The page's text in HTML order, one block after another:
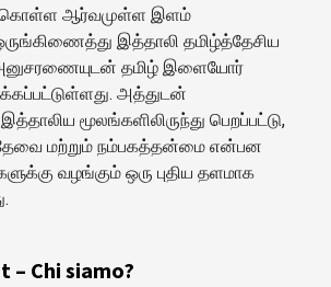
கொள்ள ஆர்வமுள்ள இளம்
இத்தாலி தமிழ்த்தேசிய
தமிழ் இளையோர்
அத்துடன்
மூலங்களிலிருந்து பெறப்பட்டு,
மற்றும் நம்பகத்தன்மை என்பன
வழங்கும் ஒரு புதிய தளமாக
– Chi siamo?